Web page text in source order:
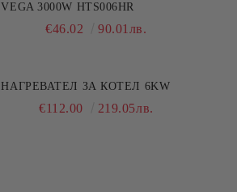
VEGA 3000W HTS006HR
€46.02 90.01лв.
НАГРЕВАТЕЛ ЗА КОТЕЛ 6KW
€112.00 219.05лв.